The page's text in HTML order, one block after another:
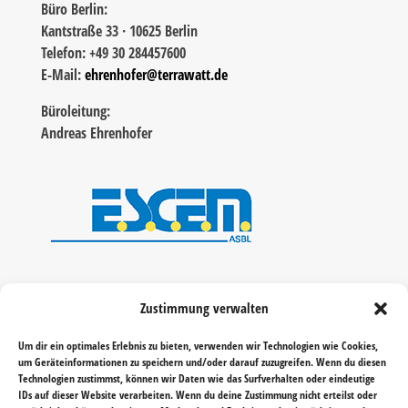
Zustimmung verwalten
Um dir ein optimales Erlebnis zu bieten, verwenden wir Technologien wie Cookies,
um Geräteinformationen zu speichern und/oder darauf zuzugreifen. Wenn du diesen
Technologien zustimmst, können wir Daten wie das Surfverhalten oder eindeutige
IDs auf dieser Website verarbeiten. Wenn du deine Zustimmung nicht erteilst oder
Büro Berlin:
Kantstraße 33 · 10625 Berlin
Telefon: +49 30 284457600
E-Mail:ehrenhofer@terrawatt.de
Büroleitung:
Andreas Ehrenhofer